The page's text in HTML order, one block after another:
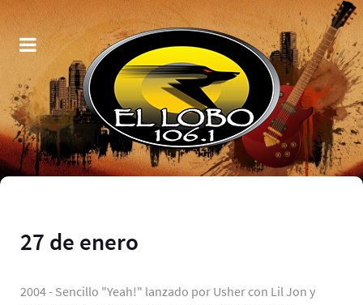
27 de enero
2004 - Sencillo "Yeah!" lanzado por Usher con Lil Jon y